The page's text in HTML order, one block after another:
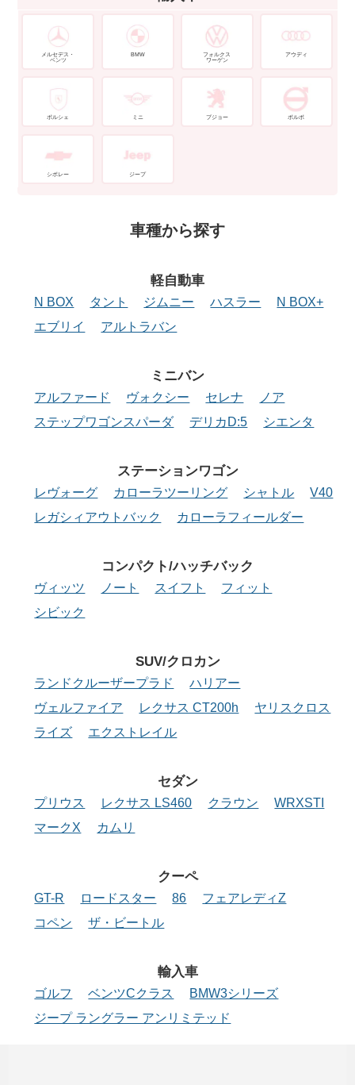
メルセデス・
ベンツ
BMW
フォルクス
ワーゲン
アウディ
ポルシェ ミニ プジョー ボルボ
シボレー ジープ
車種から探す
軽自動車
N BOX タント ジムニー ハスラー
N BOX+
エブリイ
アルトラバン
ミニバン
アルファード ヴォクシー セレナ
ノア
ステップワゴンスパーダ
デリカD:5 シエンタ
ステーションワゴン
レヴォーグ カローラツーリング シャトル
V40
レガシィアウトバック
カローラフィールダー
コンパクト/ハッチバック
ヴィッツ ノート スイフト
フィット
シビック
SUV/クロカン
ランドクルーザープラド
ハリアー
ヴェルファイア
レクサス CT200h
ヤリスクロス
ライズ
エクストレイル
セダン
プリウス レクサス LS460 クラウン
WRXSTI
マークX
カムリ
クーペ
GT-R ロードスター 86
フェアレディZ
コペン
ザ・ビートル
輸入車
ゴルフ ベンツCクラス
BMW3シリーズ
ジープ ラングラー アンリミテッド